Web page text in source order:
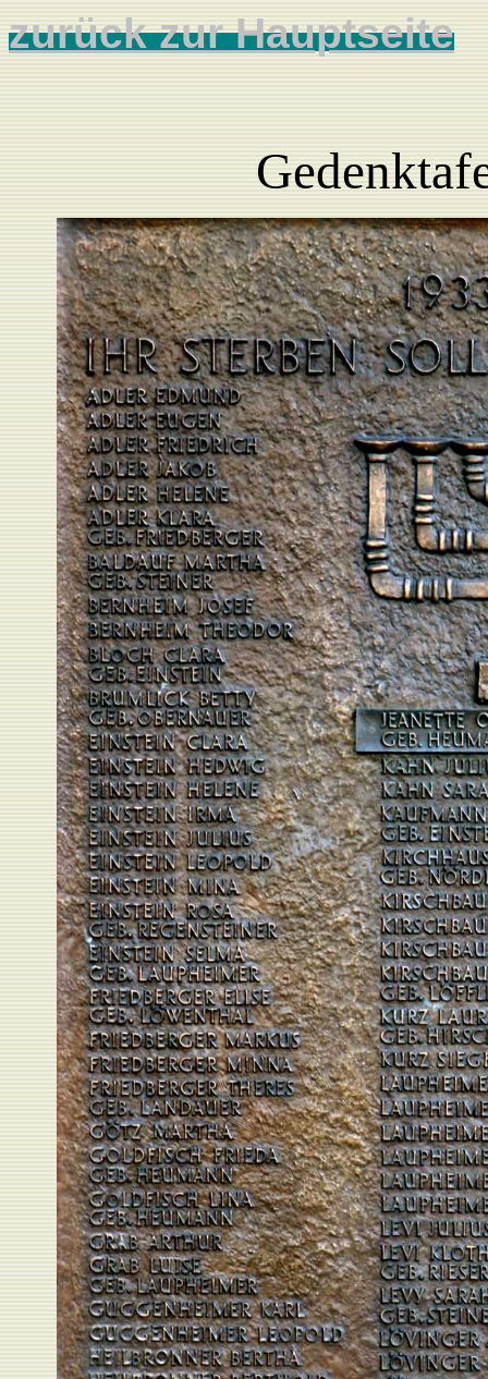
zurück zur Hauptseite